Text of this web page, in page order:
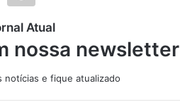
Atual
nossa newsletter
notícias e fique atualizado